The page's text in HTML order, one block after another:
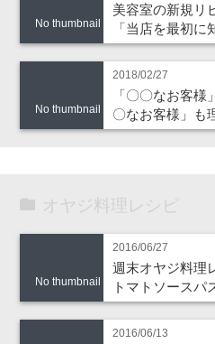
No thumbnail
美容室の新規リ
「当店を最初に
No thumbnail
2018/02/27
「〇〇なお客
〇なお客様」も
オヤジ料理レシピ
No thumbnail
2016/06/27
週末オヤジ料理
トマトソースパ
2016/06/13